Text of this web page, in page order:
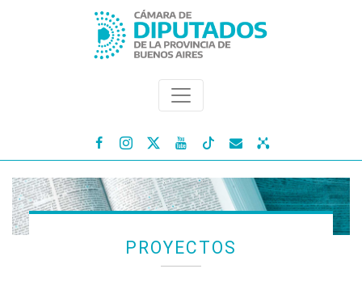
   
PROYECTOS